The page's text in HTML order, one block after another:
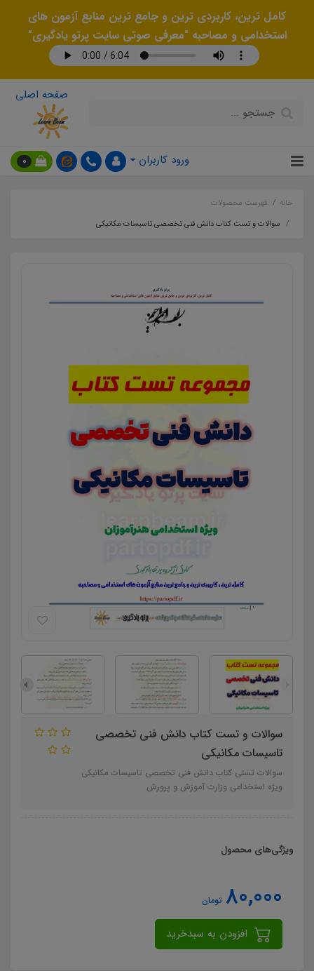
کامل ترین، کاربردی ترین و جامع ترین منابع آزمون های
استخدامی و مصاحبه "معرفی صوتی سایت پرتو یادگیری"
صفحه اصلی
ورود کاربران 0
خانه
فهرست محصولات
سوالات و تست کتاب دانش فنی تخصصی تاسیسات مکانیکی
سوالات و تست کتاب دانش فنی تخصصی
تاسیسات مکانیکی
سوالات تستی کتاب دانش فنی تخصصی تاسیسات مکانیکی
ویژه استخدامی وزارت آموزش و پرورش
ویژگی‌های محصول
80,000 تومان